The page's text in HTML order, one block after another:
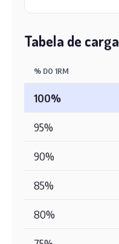
Tabela de carga
% DO 1RM
100%
95%
90%
85%
80%